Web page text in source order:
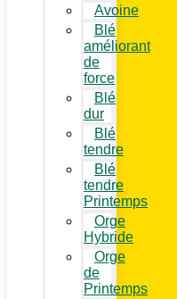
Avoine
Blé
améliorant
de
force
Blé
dur
Blé
tendre
Blé
tendre
Printemps
Orge
Hybride
Orge
de
Printemps